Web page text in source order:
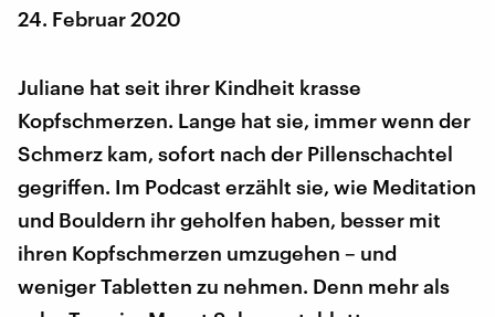
24. Februar 2020
Juliane hat seit ihrer Kindheit krasse
Kopfschmerzen. Lange hat sie, immer wenn der
Schmerz kam, sofort nach der Pillenschachtel
gegriffen. Im Podcast erzählt sie, wie Meditation
und Bouldern ihr geholfen haben, besser mit
ihren Kopfschmerzen umzugehen – und
weniger Tabletten zu nehmen. Denn mehr als